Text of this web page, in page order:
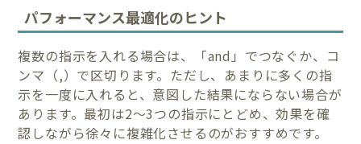
パフォーマンス最適化のヒント
複数の指示を入れる場合は、「and」でつなぐか、コ
ンマ（,）で区切ります。ただし、あまりに多くの指
示を一度に入れると、意図した結果にならない場合が
あります。最初は2〜3つの指示にとどめ、効果を確
認しながら徐々に複雑化させるのがおすすめです。